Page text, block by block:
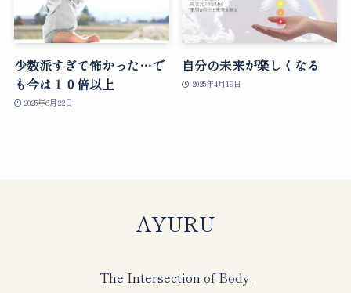
少数派すぎて怖かった…で
も今は１０倍以上
2025年6月22日
自分の未来が楽しくなる
2025年4月19日
AYURU
The Intersection of Body,